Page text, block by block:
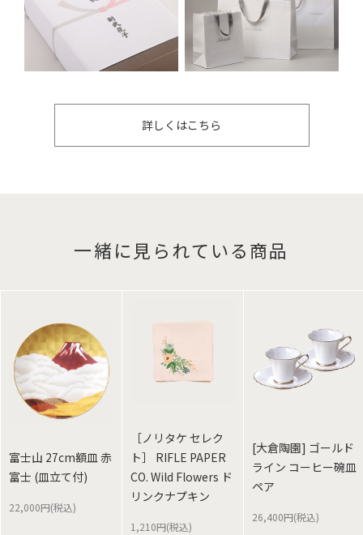
詳しくはこちら
一緒に見られている商品
富士山 27cm額皿 赤
富士 (皿立て付)
22,000円(税込)
［ノリタケ セレク
ト］ RIFLE PAPER
CO. Wild Flowers ド
リンクナプキン
1,210円(税込)
[大倉陶園] ゴールド
ライン コーヒー碗皿
ペア
26,400円(税込)